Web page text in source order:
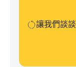
讓我們談談